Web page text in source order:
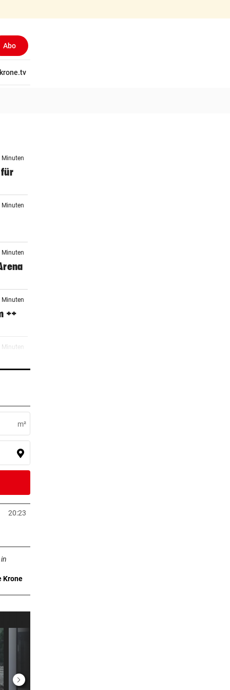
Abo
krone.tv
Minuten
für
Minuten
Minuten
Minuten
++
Minuten
Stunde
Stunde
Stunde
Stunde
m²
20:23
öffnen
Krone